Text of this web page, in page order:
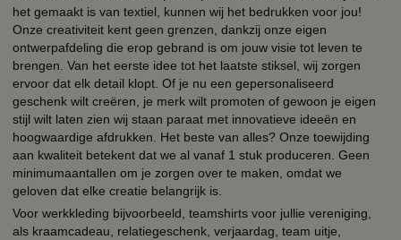
het gemaakt is van textiel, kunnen wij het bedrukken voor jou!
Onze creativiteit kent geen grenzen, dankzij onze eigen
ontwerpafdeling die erop gebrand is om jouw visie tot leven te
brengen. Van het eerste idee tot het laatste stiksel, wij zorgen
ervoor dat elk detail klopt. Of je nu een gepersonaliseerd
geschenk wilt creëren, je merk wilt promoten of gewoon je eigen
stijl wilt laten zien wij staan paraat met innovatieve ideeën en
hoogwaardige afdrukken. Het beste van alles? Onze toewijding
aan kwaliteit betekent dat we al vanaf 1 stuk produceren. Geen
minimumaantallen om je zorgen over te maken, omdat we
geloven dat elke creatie belangrijk is.
Voor werkkleding bijvoorbeeld, teamshirts voor jullie vereniging,
als kraamcadeau, relatiegeschenk, verjaardag, team uitje,